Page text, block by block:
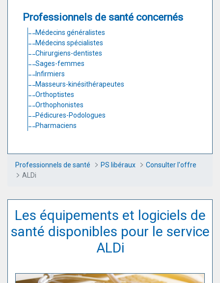
Professionnels de santé concernés
Médecins généralistes
Médecins spécialistes
Chirurgiens-dentistes
Sages-femmes
Infirmiers
Masseurs-kinésithérapeutes
Orthoptistes
Orthophonistes
Pédicures-Podologues
Pharmaciens
Professionnels de santé PS libéraux
Consulter l'offre
ALDi
Les équipements et logiciels de
santé disponibles pour le service
ALDi